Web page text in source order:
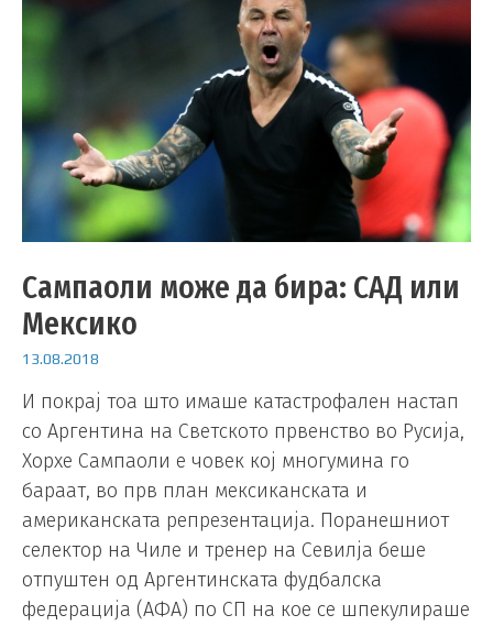
Сампаоли може да бира: САД или
Мексико
13.08.2018
И покрај тоа што имаше катастрофален настап
со Аргентина на Светското првенство во Русија,
Хорхе Сампаоли е човек кој многумина го
бараат, во прв план мексиканската и
американската репрезентација. Поранешниот
селектор на Чиле и тренер на Севилја беше
отпуштен од Аргентинската фудбалска
федерација (АФА) по СП на кое се шпекулираше